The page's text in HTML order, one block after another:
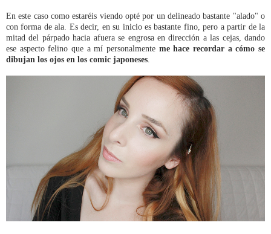
En este caso como estaréis viendo opté por un delineado bastante "alado" o
con forma de ala. Es decir, en su inicio es bastante fino, pero a partir de la
mitad del párpado hacia afuera se engrosa en dirección a las cejas, dando
ese aspecto felino que a mí personalmente me hace recordar a cómo se
dibujan los ojos en los comic japoneses.